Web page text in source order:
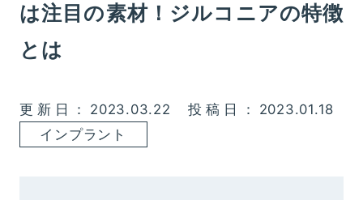
は注目の素材！ジルコニアの特徴
とは
更新日：2023.03.22
投稿日：2023.01.18
インプラント